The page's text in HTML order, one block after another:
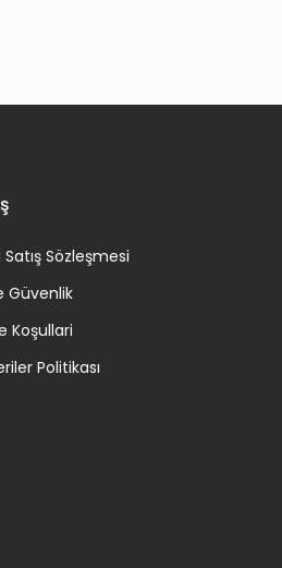
Sözleşmesi
Güvenlik
Koşullari
Politikası